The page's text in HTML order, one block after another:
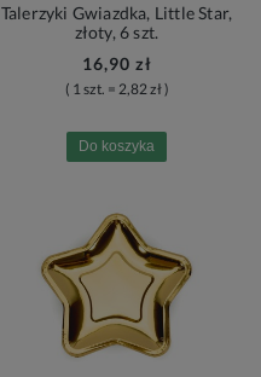
Talerzyki Gwiazdka, Little Star,
złoty, 6 szt.
16,90 zł
( 1 szt. = 2,82 zł )
Do koszyka